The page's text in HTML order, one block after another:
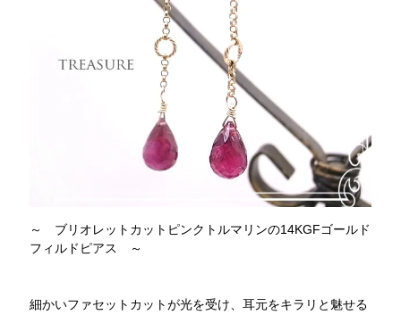
～ ブリオレットカットピンクトルマリンの14KGFゴールド
フィルドピアス ～
細かいファセットカットが光を受け、耳元をキラリと魅せる